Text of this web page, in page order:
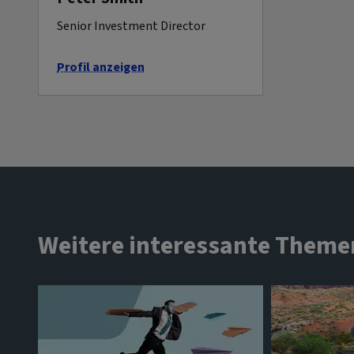
Senior Investment Director
Profil anzeigen
Weitere interessante